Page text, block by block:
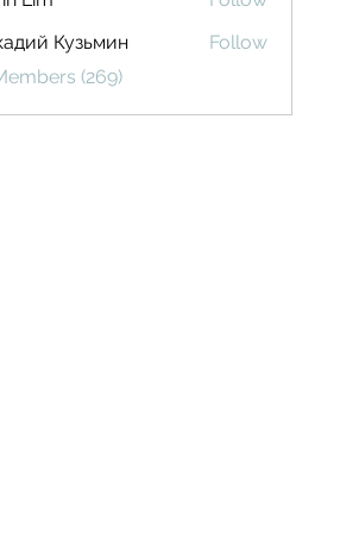
Кузьмин
Follow
(269)